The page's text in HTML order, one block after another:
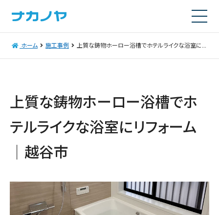
ホーム 施工事例 上質な鋳物ホーロー浴槽でホテルライクな浴室にリフォーム｜越谷市
上質な鋳物ホーロー浴槽でホ
テルライクな浴室にリフォーム
｜越谷市